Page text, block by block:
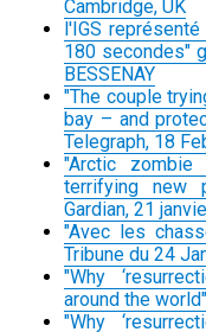
Cambridge, UK
l'IGS
180 secondes"
BESSENAY
"The couple
bay – and
Telegraph, 18
"Arctic
terrifying new
Gardian, 21
"Avec les
Tribune du 24
"Why
around the
"Why